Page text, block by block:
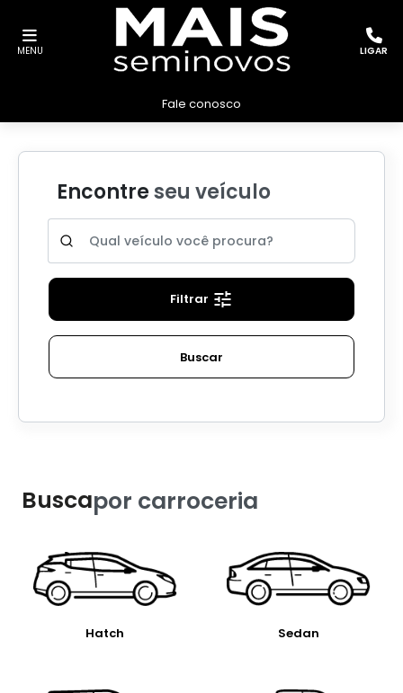
MENU LIGAR
Fale conosco
Encontreseu veículo
Filtrar
Buscar
Buscapor carroceria
Hatch Sedan